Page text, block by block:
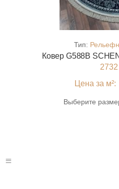
Тип:
Ковер G588B
Цена за м²:
Выберите